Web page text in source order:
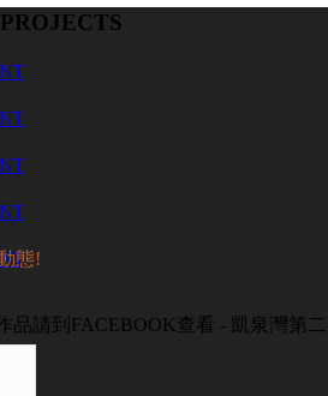
態!
品請到FACEBOOK查看 - 凱泉灣第